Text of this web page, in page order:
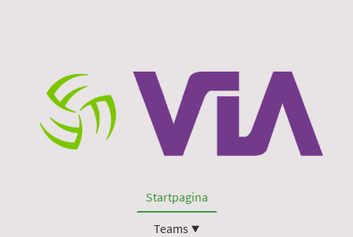
Startpagina
Teams